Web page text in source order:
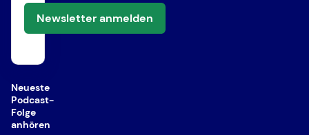
Newsletter anmelden
Neueste
Podcast-
Folge
anhören